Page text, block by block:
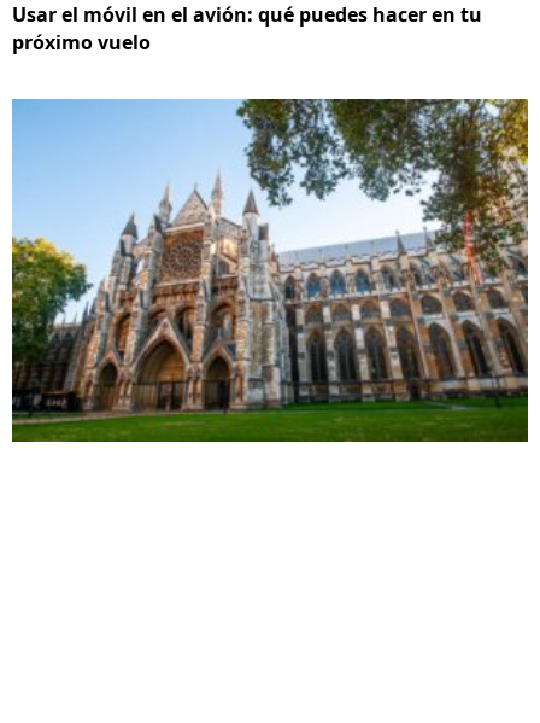
Usar el móvil en el avión: qué puedes hacer en tu
próximo vuelo